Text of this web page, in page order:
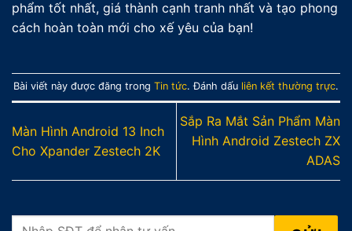
phẩm tốt nhất, giá thành cạnh tranh nhất và tạo phong
cách hoàn toàn mới cho xế yêu của bạn!
Bài viết này được đăng trong Tin tức. Đánh dấu liên kết thường trực.
Màn Hình Android 13 Inch
Cho Xpander Zestech 2K
Sắp Ra Mắt Sản Phẩm Màn
Hình Android Zestech ZX
ADAS